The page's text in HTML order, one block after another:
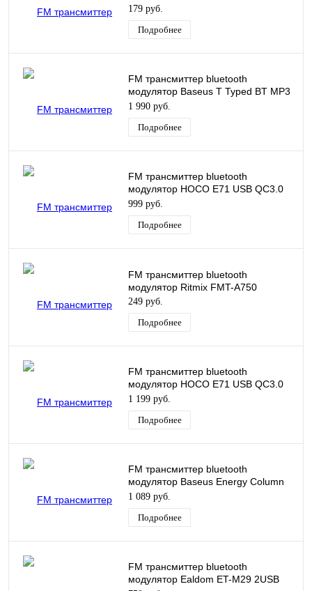
2.1A
179 руб.
Подробнее
FM трансмиттер bluetooth
модулятор Baseus T Typed BT MP3
Charger S-13 черный CCTM-
B01/CCMT000101
1 990 руб.
Подробнее
FM трансмиттер bluetooth
модулятор HOCO E71 USB QC3.0
18W темно-синий
999 руб.
Подробнее
FM трансмиттер bluetooth
модулятор Ritmix FMT-A750
249 руб.
Подробнее
FM трансмиттер bluetooth
модулятор HOCO E71 USB QC3.0
18W черный
1 199 руб.
Подробнее
FM трансмиттер bluetooth
модулятор Baseus Energy Column
BT MP3 Charger BS-01 2USB 3.1A +
FM темно-серый CCNLZ-0G
1 089 руб.
Подробнее
FM трансмиттер bluetooth
модулятор Ealdom ET-M29 2USB